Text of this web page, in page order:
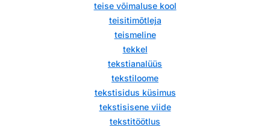
teise võimaluse kool
teisitimõtleja
teismeline
tekkel
tekstianalüüs
tekstiloome
tekstisidus küsimus
tekstisisene viide
tekstitöötlus